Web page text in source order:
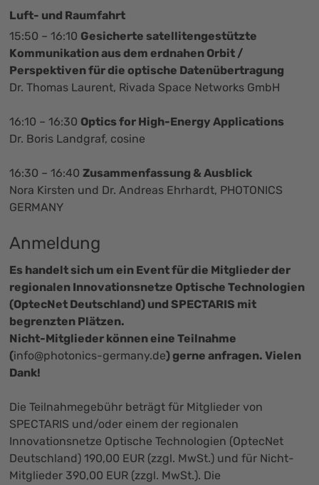
Luft- und Raumfahrt
15:50 – 16:10 Gesicherte satellitengestützte
Kommunikation aus dem erdnahen Orbit /
Perspektiven für die optische Datenübertragung
Dr. Thomas Laurent, Rivada Space Networks GmbH
16:10 – 16:30 Optics for High-Energy Applications
Dr. Boris Landgraf, cosine
16:30 – 16:40Zusammenfassung & Ausblick
Nora Kirsten und Dr. Andreas Ehrhardt, PHOTONICS
GERMANY
Anmeldung
Es handelt sich um ein Event für die Mitglieder der
regionalen Innovationsnetze Optische Technologien
(OptecNet Deutschland) und SPECTARIS mit
begrenzten Plätzen.
Nicht-Mitglieder können eine Teilnahme
(info@photonics-germany.de) gerne anfragen. Vielen
Dank!
Die Teilnahmegebühr beträgt für Mitglieder von
SPECTARIS und/oder einem der regionalen
Innovationsnetze Optische Technologien (OptecNet
Deutschland) 190,00 EUR (zzgl. MwSt.) und für Nicht-
Mitglieder 390,00 EUR (zzgl. MwSt.). Die